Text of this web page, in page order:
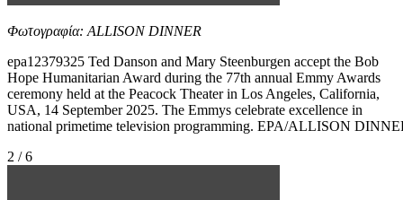
Φωτογραφία: ALLISON DINNER
epa12379325 Ted Danson and Mary Steenburgen accept the Bob
Hope Humanitarian Award during the 77th annual Emmy Awards
ceremony held at the Peacock Theater in Los Angeles, California,
USA, 14 September 2025. The Emmys celebrate excellence in
national primetime television programming. EPA/ALLISON
2 / 6